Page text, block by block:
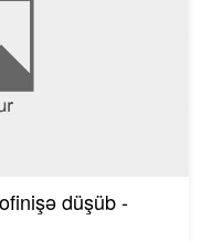
düşüb -